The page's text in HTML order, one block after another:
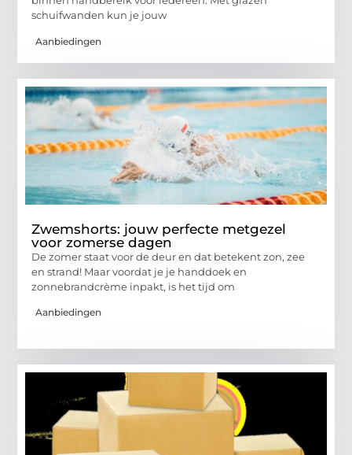
schuifwanden kun je jouw
Aanbiedingen
Zwemshorts: jouw perfecte metgezel
voor zomerse dagen
De zomer staat voor de deur en dat betekent zon, zee
en strand! Maar voordat je je handdoek en
zonnebrandcrème inpakt, is het tijd om
Aanbiedingen